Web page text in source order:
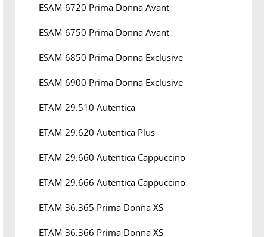
ESAM 6720 Prima Donna Avant
ESAM 6750 Prima Donna Avant
ESAM 6850 Prima Donna Exclusive
ESAM 6900 Prima Donna Exclusive
ETAM 29.510 Autentica
ETAM 29.620 Autentica Plus
ETAM 29.660 Autentica Cappuccino
ETAM 29.666 Autentica Cappuccino
ETAM 36.365 Prima Donna XS
ETAM 36.366 Prima Donna XS